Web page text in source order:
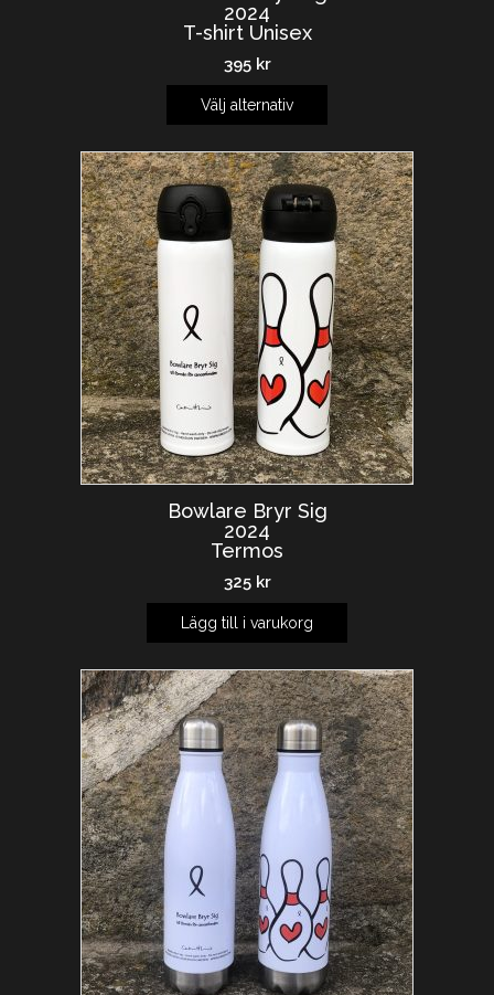
2024
T-shirt Unisex
395 kr
Välj alternativ
Bowlare Bryr Sig
2024
Termos
325 kr
Lägg till i varukorg